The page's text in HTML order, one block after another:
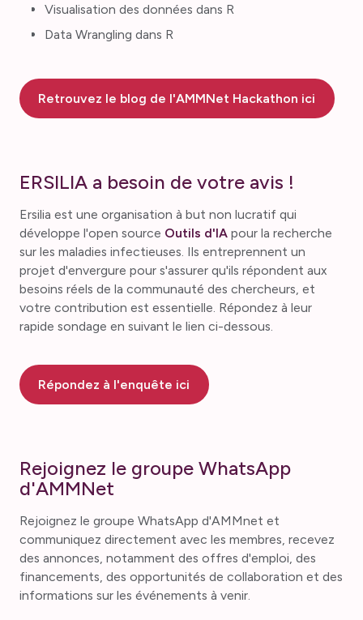
Visualisation des données dans R
Data Wrangling dans R
Retrouvez le blog de l'AMMNet Hackathon ici
ERSILIA a besoin de votre avis !
Ersilia est une organisation à but non lucratif qui
développe l'open source Outils d'IApour la recherche
sur les maladies infectieuses. Ils entreprennent un
projet d'envergure pour s'assurer qu'ils répondent aux
besoins réels de la communauté des chercheurs, et
votre contribution est essentielle. Répondez à leur
rapide sondage en suivant le lien ci-dessous.
Répondez à l'enquête ici
Rejoignez le groupe WhatsApp
d'AMMNet
Rejoignez le groupe WhatsApp d'AMMnet et
communiquez directement avec les membres, recevez
des annonces, notamment des offres d'emploi, des
financements, des opportunités de collaboration et des
informations sur les événements à venir.